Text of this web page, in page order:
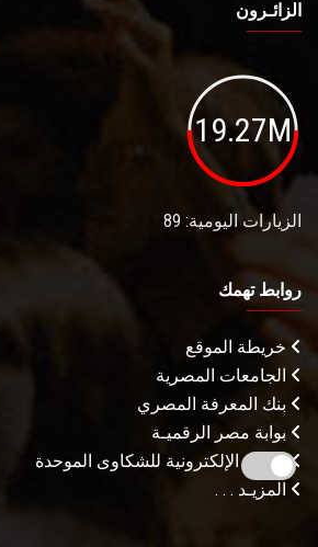
الزائـرون
19.27M
الزيارات اليومية: 89
روابط تهمك
خريطة الموقع
الجامعات المصرية
بنك المعرفة المصري
بوابة مصر الرقميـة
البوابة الإلكترونية للشكاوى الموحدة
المزيـد . . .